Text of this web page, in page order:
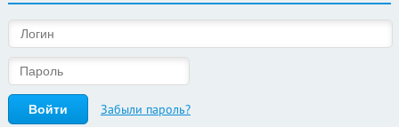
Забыли пароль?